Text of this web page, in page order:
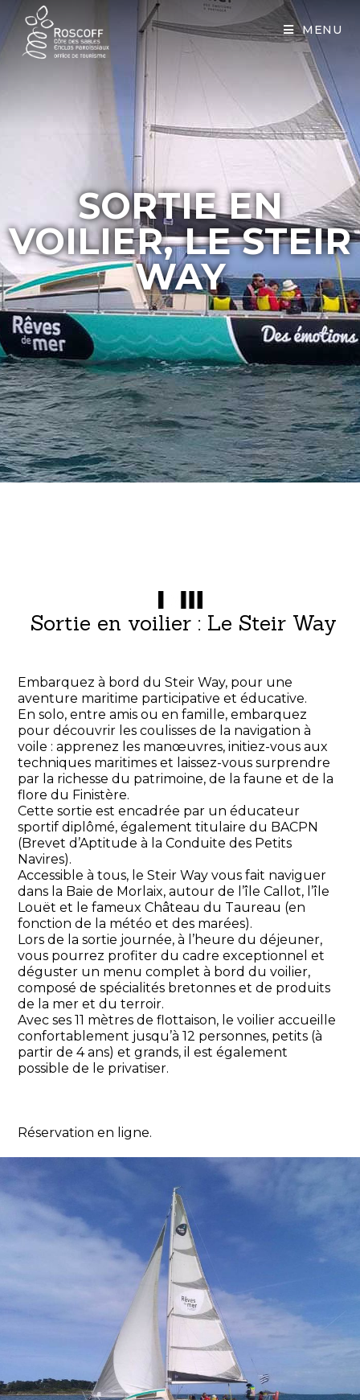
MENU
SORTIE EN
VOILIER, LE STEIR
WAY
Sortie en voilier : Le Steir Way
Embarquez à bord du Steir Way, pour une
aventure maritime participative et éducative.
En solo, entre amis ou en famille, embarquez
pour découvrir les coulisses de la navigation à
voile : apprenez les manœuvres, initiez-vous aux
techniques maritimes et laissez-vous surprendre
par la richesse du patrimoine, de la faune et de la
flore du Finistère.
Cette sortie est encadrée par un éducateur
sportif diplômé, également titulaire du BACPN
(Brevet d’Aptitude à la Conduite des Petits
Navires).
Accessible à tous, le Steir Way vous fait naviguer
dans la Baie de Morlaix, autour de l’île Callot, l’île
Louët et le fameux Château du Taureau (en
fonction de la météo et des marées).
Lors de la sortie journée, à l’heure du déjeuner,
vous pourrez profiter du cadre exceptionnel et
déguster un menu complet à bord du voilier,
composé de spécialités bretonnes et de produits
de la mer et du terroir.
Avec ses 11 mètres de flottaison, le voilier accueille
confortablement jusqu’à 12 personnes, petits (à
partir de 4 ans) et grands, il est également
possible de le privatiser.
Réservation en ligne.
Cookies management panel